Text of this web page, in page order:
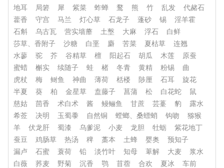
地耳
局箬 犀 紫菜 蚱蝉 鹜 熊 竹 乱发
代赭石
藿香
守宫 马兰 灯心草 石龙子 蓬砂 锡
淫羊霍
石斛
乌古瓦 营实墙蘼 土墼 大麻 浮石
白鲜
莎草、香附子
沙糖 白垩 麝 苦菜 夏枯草
连翘
水蓼
驼 芥 谷精草 檀 阳起石 胡瓜 木莲
原蚕
蜜蜡
槲实 续随子 蛙 楮 冬青 黄精 粉锡
曲
虎杖
梅 鲥鱼 神曲 薄荷 栝楼 陟厘 石耳
旋花
半夏
葵 柏 金星草 盍藤子 菖蒲 松 白花蛇
鼠
慈姑
茴香 术白术 酱 鳗鲡鱼 甘蔗 芸薹 豹
露水
希莶
决明 玉蜀黍 自然铜 螳螂、桑螵蛸 钩吻
猕猴
羊
伏龙肝 蜀漆 乌爹泥 小麦 龙胆 牡蛎
紫花地丁
蚕豆
鸡肠草 热汤 稗 藁本 土蜂 婴奥
预知子
漏卢
石蜜 蓑荷 铅 淡竹叶 知母 萆解 大麦
浆水
白薇
荞麦 野菊 沉香 鹗 苜蓿 合欢 夏冰
车前